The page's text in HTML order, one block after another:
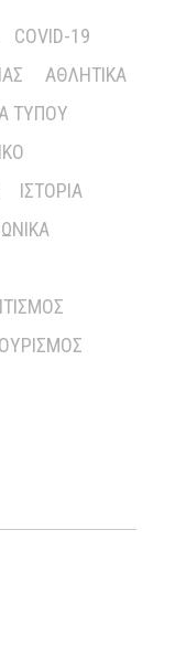
COVID-19
ΑΘΛΗΤΙΚΆ
ΤΎΠΟΥ
ΙΣΤΟΡΊΑ